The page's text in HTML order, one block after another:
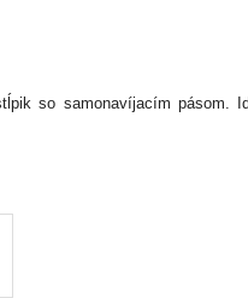
so samonavíjacím pásom.